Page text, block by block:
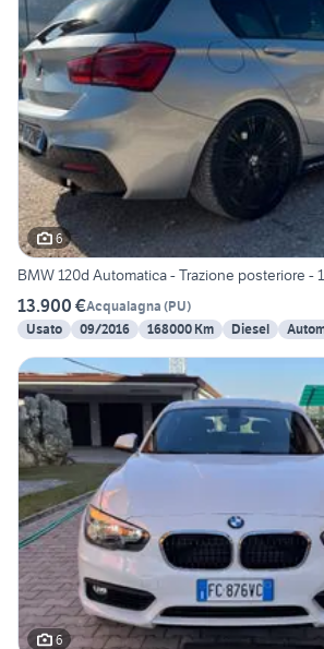
6
BMW 120d Automatica - Trazione posteriore -
13.900 €Acqualagna (PU)
Usato
09/2016 168000 Km Diesel
6